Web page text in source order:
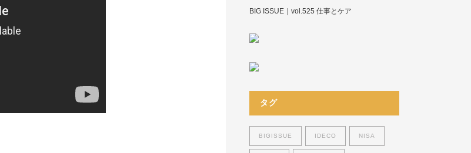
BIG ISSUE｜vol.525 仕事とケア
タグ
BIGISSUE IDECO NISA